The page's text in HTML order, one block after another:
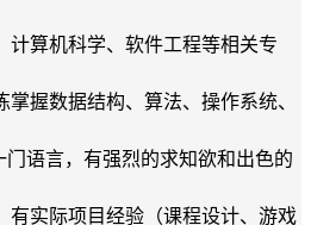
计算机科学、软件工程等相关专
握数据结构、算法、操作系统、
门语言，有强烈的求知欲和出色的
有实际项目经验（课程设计、游戏